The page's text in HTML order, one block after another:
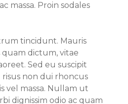
massa. Proin sodales
tincidunt. Mauris
dictum, vitae
Sed eu suscipit
risus non dui rhoncus
vel massa. Nullam ut
dignissim odio ac quam